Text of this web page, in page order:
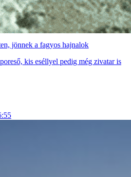
jönnek a fagyos hajnalok
kis eséllyel pedig még zivatar is